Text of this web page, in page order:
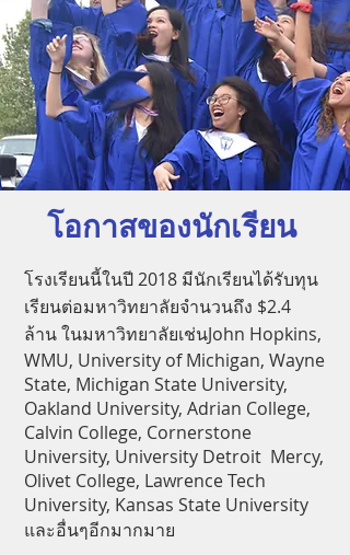
โอกาสของนักเรียน
โรงเรียนนี้ในปี 2018 มีนักเรียนได้รับทุน
เรียนต่อมหาวิทยาลัยจำนวนถึง $2.4
ล้าน ในมหาวิทยาลัยเช่นJohn Hopkins,
WMU, University of Michigan, Wayne
State, Michigan State University,
Oakland University, Adrian College,
Calvin College, Cornerstone
University, University Detroit Mercy,
Olivet College, Lawrence Tech
University, Kansas State University
และอื่นๆอีกมากมาย